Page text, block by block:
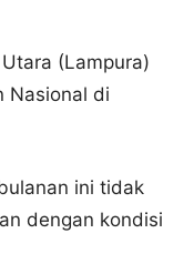
(Lampura)
Nasional di
ini tidak
dengan kondisi